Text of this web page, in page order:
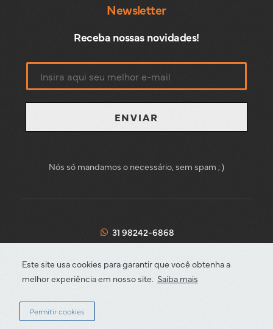
Este site usa cookies para garantir que você obtenha a
melhor experiência em nosso site. Saiba mais
Permitir cookies
Newsletter
Receba nossas novidades!
ENVIAR
Nós só mandamos o necessário, sem spam ; )
31 98242-6868
Academia da Mineração – CNPJ: 35.842.257/0001-75 |
2026